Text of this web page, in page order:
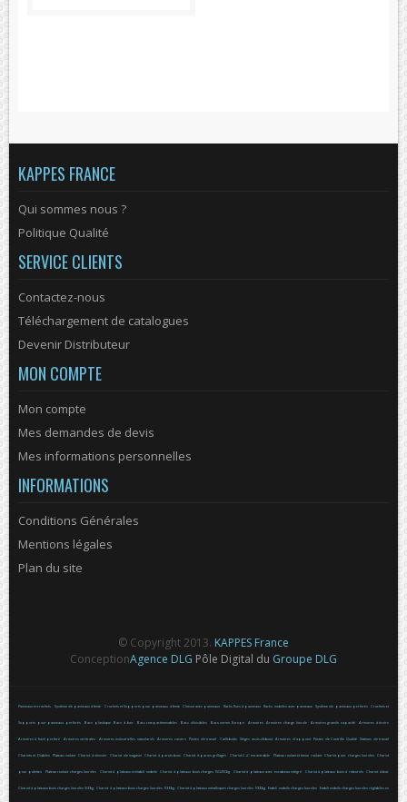
KAPPES FRANCE
Qui sommes nous ?
Politique Qualité
SERVICE CLIENTS
Contactez-nous
Téléchargement de catalogues
Devenir Distributeur
MON COMPTE
Mon compte
Mes demandes de devis
Mes informations personnelles
INFORMATIONS
Conditions Générales
Mentions légales
Plan du site
© Copyright 2013. KAPPES France
ConceptionAgence DLG Pôle Digital du Groupe DLG
Panneaux et crochets Système de panneaux à fente Crochets et Supports pour panneaux à fente Cloison avec panneaux Racks fixes à panneaux Racks mobiles avec panneaux Système de panneaux perforés Crochets et
Supports pour panneaux perforés Bacs plastique Bacs à bec Bacs compartimenables Bacs divisibles Bacs norme Europe Armoires Armoires charge lourde Armoires grande capacité Armoires à tiroirs
Armoires à fond perforé Armoires verticales Armoires industrielles standards Armoires casiers Postes de travail Caillebotis Sièges assis-debout Armoires d'appoint Postes de Contrôle Qualité Stations de travail
Chariots et Diables Plateau roulant Chariot à dossier Chariot de magasin Chariot à parois bois Chariot à parois grillagés Chariot C+C encastrable Plateau roulant et timon roulant Chariot pour charges lourdes Chariot
pour palettes Plateau roulant charges lourdes Chariot à plateaux et établi mobile Chariot à plateaux bois charges 150-250kg Chariot à plateaux avec escabeau intégré Chariot à plateaux bois à rebords Chariot à bac
Chariot à plateaux bois charges lourdes 500kg Chariot à plateaux bois charges lourdes 1000kg Chariot à plateaux métalliques charges lourdes 1000kg Etabli mobile charges lourdes Etabli mobile charges lourdes réglables en